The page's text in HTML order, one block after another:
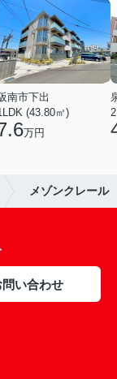
南市下出
(43.80㎡)
万円
メゾンクレール
い合わせ